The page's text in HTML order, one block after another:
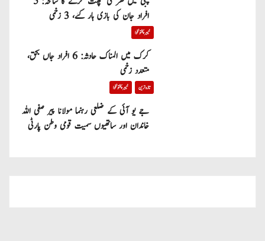
افراد جان کی بازی ہار گئے، 3 زخمی
خیبر پختونخوا
کرک میں المناک حادثہ: 6 افراد جاں بحق،
متعدد زخمی
تازہ ترین خیبر پختونخوا
جے یو آئی کے ضلعی رہنما مولانا پیر صفی اللہ
خاندان اور ساتھیوں سمیت قومی وطن پارٹی